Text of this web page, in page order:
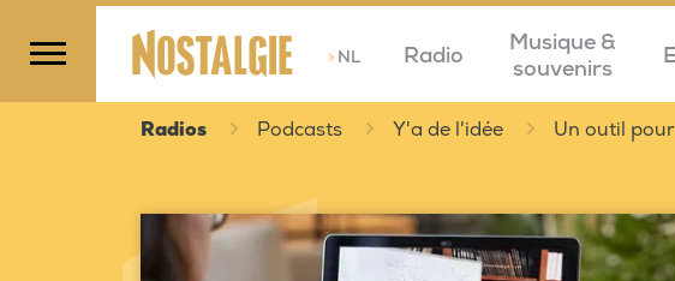
>NL Radio
Musique &
souvenirs
Radios Podcasts Y'a de l'idée Un outil